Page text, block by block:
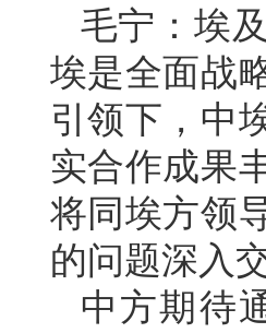
毛宁：埃
埃是全面战
引领下，中
实合作成果
将同埃方领
的问题深入
中方期待